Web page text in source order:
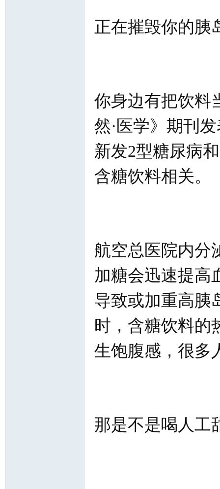
正在摧毁你的胰
你身边有把饮料
然·医学》期刊
新发2型糖尿病
含糖饮料相关。
航空总医院内分
加糖会迅速提高
导致或加重高胰
时，含糖饮料的
生饱腹感，很多
那是不是喝人工